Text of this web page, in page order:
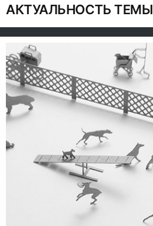
АКТУАЛЬНОСТЬ ТЕМЫ